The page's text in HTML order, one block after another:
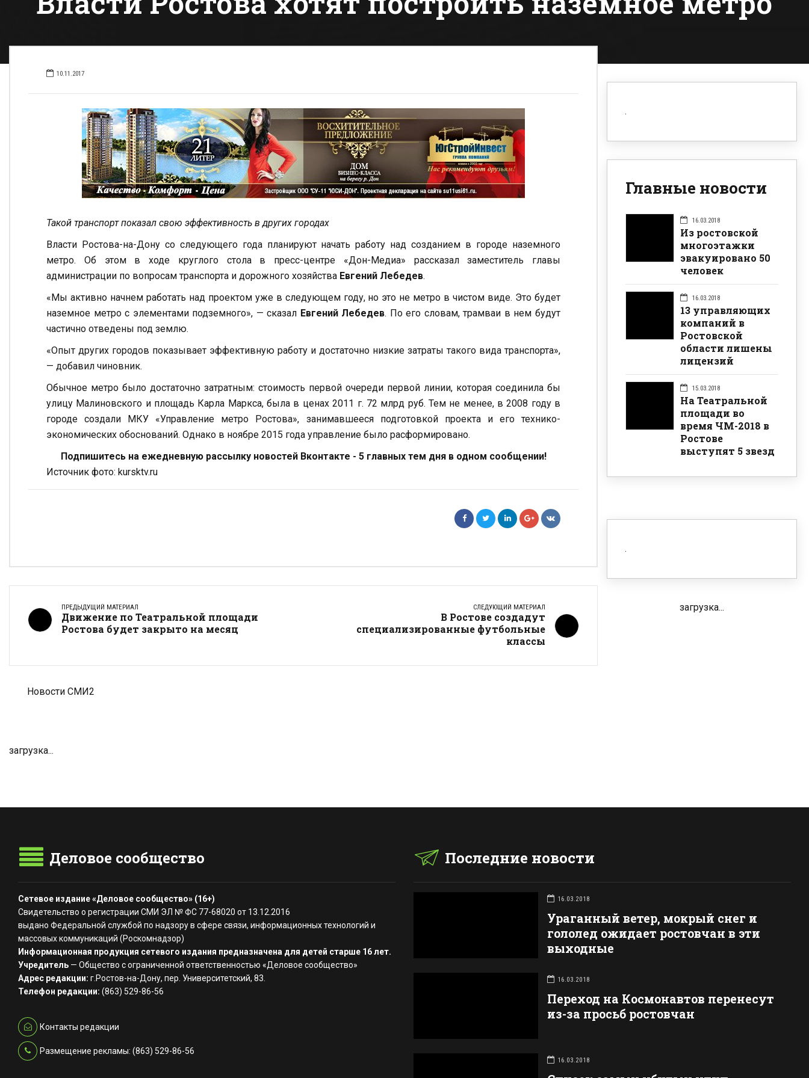
10.11.2017
Такой транспорт показал свою эффективность в других городах
Власти Ростова-на-Дону со следующего года планируют начать работу над созданием в городе наземного
метро. Об этом в ходе круглого стола в пресс-центре «Дон-Медиа» рассказал заместитель главы
администрации по вопросам транспорта и дорожного хозяйства Евгений Лебедев.
«Мы активно начнем работать над проектом уже в следующем году, но это не метро в чистом виде. Это будет
наземное метро с элементами подземного», — сказал Евгений Лебедев. По его словам, трамваи в нем будут
частично отведены под землю.
«Опыт других городов показывает эффективную работу и достаточно низкие затраты такого вида транспорта»,
— добавил чиновник.
Обычное метро было достаточно затратным: стоимость первой очереди первой линии, которая соединила бы
улицу Малиновского и площадь Карла Маркса, была в ценах 2011 г. 72 млрд руб. Тем не менее, в 2008 году в
городе создали МКУ «Управление метро Ростова», занимавшееся подготовкой проекта и его технико-
экономических обоснований. Однако в ноябре 2015 года управление было расформировано.
Подпишитесь на ежедневную рассылку новостей Вконтакте - 5 главных тем дня в одном сообщении!
Источник фото: kursktv.ru
ПРЕДЫДУЩИЙ МАТЕРИАЛ
Движение по Театральной площади
Ростова будет закрыто на месяц
СЛЕДУЮЩИЙ МАТЕРИАЛ
В Ростове создадут
специализированные футбольные
классы
Новости СМИ2
загрузка...
Главные новости
16.03.2018
Из ростовской
многоэтажки
эвакуировано 50
человек
16.03.2018
13 управляющих
компаний в
Ростовской
области лишены
лицензий
15.03.2018
На Театральной
площади во
время ЧМ-2018 в
Ростове
выступят 5 звезд
загрузка...
Деловое сообщество
Сетевое издание «Деловое сообщество» (16+)
Свидетельство о регистрации СМИ ЭЛ № ФС 77-68020 от 13.12.2016
выдано Федеральной службой по надзору в сфере связи, информационных технологий и
массовых коммуникаций (Роскомнадзор)
Информационная продукция сетевого издания предназначена для детей старше 16 лет.
Учредитель — Общество с ограниченной ответственностью «Деловое сообщество»
Адрес редакции: г.Ростов-на-Дону, пер. Университетский, 83.
Телефон редакции: (863) 529-86-56
Контакты редакции
Размещение рекламы: (863) 529-86-56
Последние новости
16.03.2018
Ураганный ветер, мокрый снег и
гололед ожидает ростовчан в эти
выходные
16.03.2018
Переход на Космонавтов перенесут
из-за просьб ростовчан
16.03.2018